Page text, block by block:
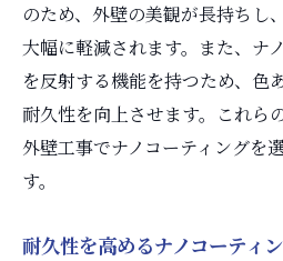
のため、外壁の美観が長持ちし
大幅に軽減されます。また、ナ
を反射する機能を持つため、色
耐久性を向上させます。これら
外壁工事でナノコーティングを
す。
耐久性を高めるナノコーティ